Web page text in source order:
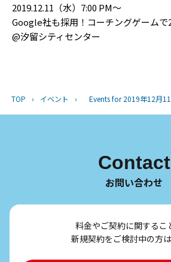
2019.12.11（水）7:00 PM〜
Google社も採用！コーチングゲームで
@汐留シティセンター
TOP › イベント › Events for 2019年12月
Contact
お問い合わせ
料金やご契約に関するこ
新規契約をご検討中の方